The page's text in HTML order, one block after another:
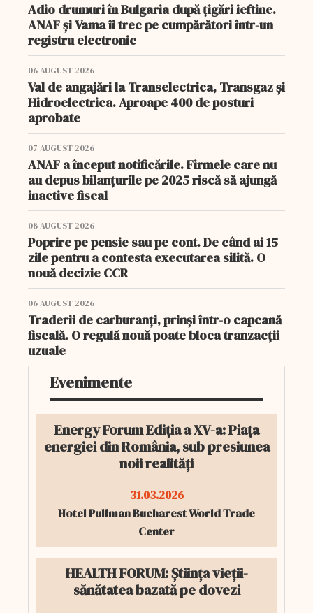
Adio drumuri în Bulgaria după țigări ieftine.
ANAF și Vama îi trec pe cumpărători într-un
registru electronic
06 AUGUST 2026
Val de angajări la Transelectrica, Transgaz și
Hidroelectrica. Aproape 400 de posturi
aprobate
07 AUGUST 2026
ANAF a început notificările. Firmele care nu
au depus bilanțurile pe 2025 riscă să ajungă
inactive fiscal
08 AUGUST 2026
Poprire pe pensie sau pe cont. De când ai 15
zile pentru a contesta executarea silită. O
nouă decizie CCR
06 AUGUST 2026
Traderii de carburanți, prinși într-o capcană
fiscală. O regulă nouă poate bloca tranzacții
uzuale
Evenimente
Energy Forum Ediția a XV-a: Piața
energiei din România, sub presiunea
noii realități
31.03.2026
Hotel Pullman Bucharest World Trade
Center
HEALTH FORUM: Știința vieții-
sănătatea bazată pe dovezi